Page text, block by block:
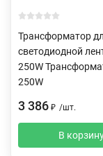
Трансформатор
светодиодной
250W
250W
3 386 ₽ /шт.
В